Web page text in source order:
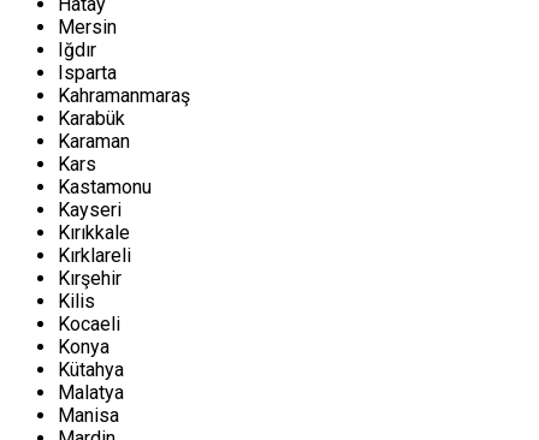
Mersin
Iğdır
Isparta
Kahramanmaraş
Karabük
Karaman
Kars
Kastamonu
Kayseri
Kırıkkale
Kırklareli
Kırşehir
Kilis
Kocaeli
Konya
Kütahya
Malatya
Manisa